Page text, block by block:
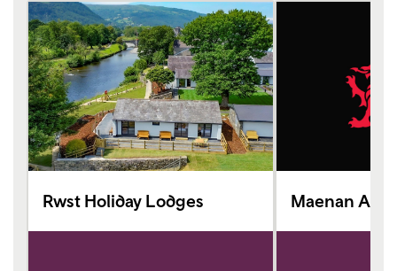
Rwst Holiday Lodges Maenan